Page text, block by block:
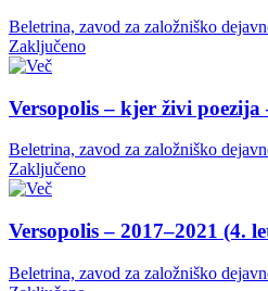
Beletrina, zavod za založniško
Zaključeno
Versopolis – kjer živi poezija
Beletrina, zavod za založniško
Zaključeno
Versopolis – 2017–2021 (4.
Beletrina, zavod za založniško